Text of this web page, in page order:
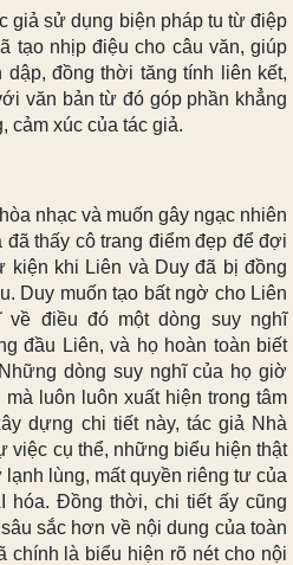
giả sử dụng biện pháp tu từ điệp
tạo nhịp điệu cho câu văn, giúp
đồng thời tăng tính liên kết,
văn bản từ đó góp phần khẳng
cảm xúc của tác giả.
nhạc và muốn gây ngạc nhiên
thấy cô trang điểm đẹp để đợi
kiện khi Liên và Duy đã bị đồng
Duy muốn tạo bất ngờ cho Liên
về điều đó một dòng suy nghĩ
đầu Liên, và họ hoàn toàn biết
dòng suy nghĩ của họ giờ
luôn luôn xuất hiện trong tâm
dựng chi tiết này, tác giả Nhà
việc cụ thể, những biểu hiện thật
lùng, mất quyền riêng tư của
hóa. Đồng thời, chi tiết ấy cũng
sắc hơn về nội dung của toàn
chính là biểu hiện rõ nét cho nội